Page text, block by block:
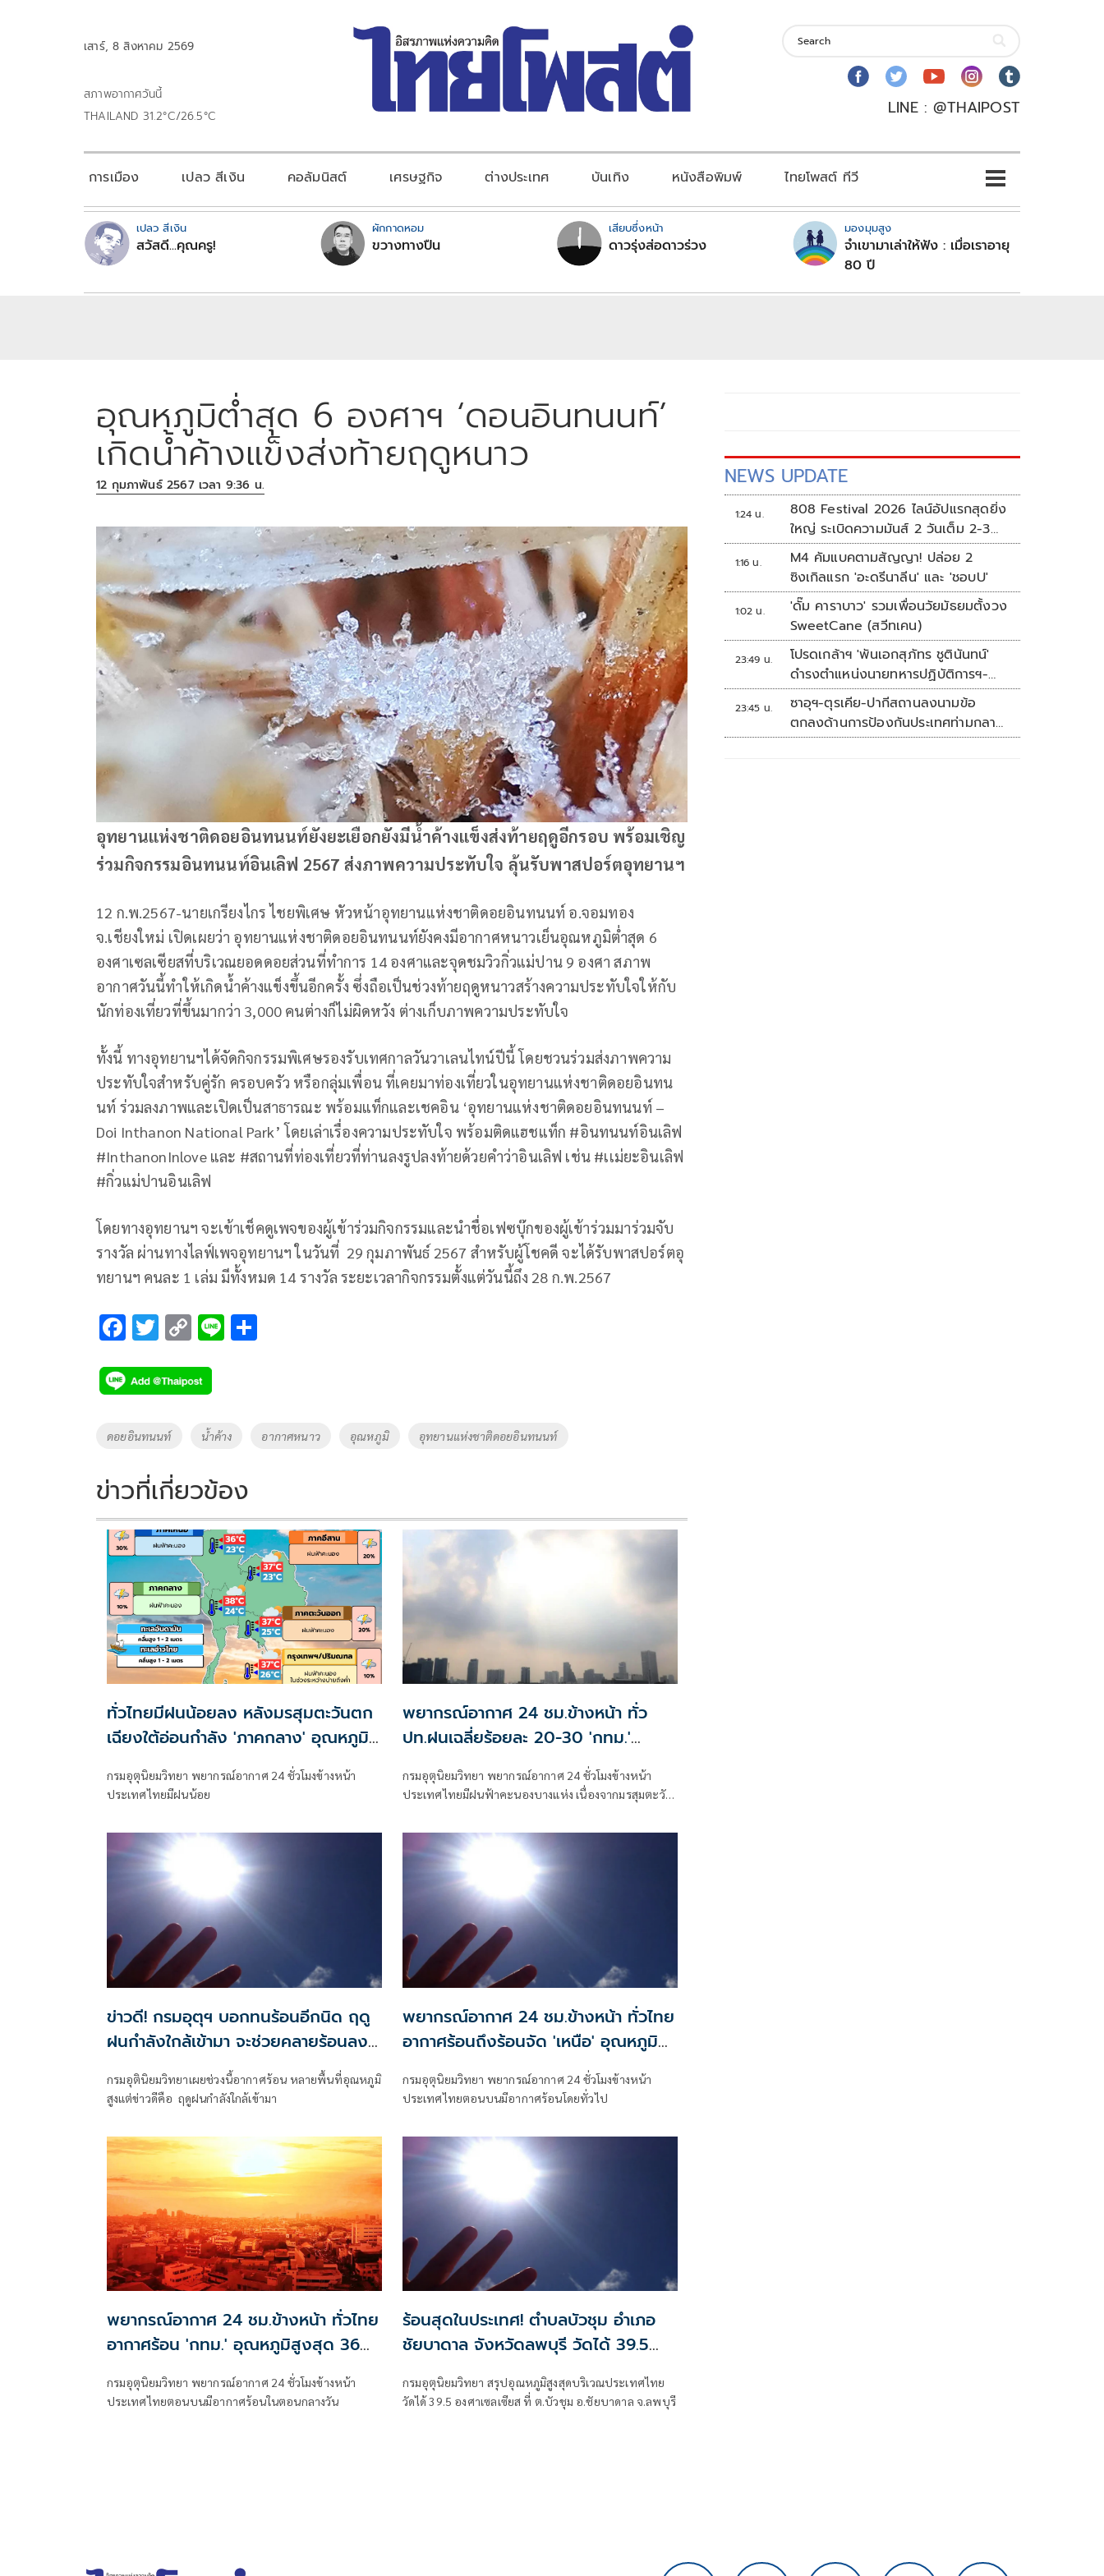
เสาร์, 8 สิงหาคม 2569
สภาพอากาศวันนี้
THAILAND 31.2°C/26.5°C
LINE : @THAIPOST
การเมือง เปลว สีเงิน คอลัมนิสต์ เศรษฐกิจ ต่างประเทศ บันเทิง หนังสือพิมพ์ ไทยโพสต์ ทีวี
เปลว สีเงิน
สวัสดี...คุณครู!
ผักกาดหอม
ขวางทางปืน
เสียบซึ่งหน้า
ดาวรุ่งส่อดาวร่วง
มองมุมสูง
จำเขามาเล่าให้ฟัง : เมื่อเราอายุ
80 ปี
อุณหภูมิต่ำสุด 6 องศาฯ ‘ดอนอินทนนท์’
เกิดน้ำค้างแข็งส่งท้ายฤดูหนาว
12 กุมภาพันธ์ 2567 เวลา 9:36 น.
อุทยานแห่งชาติดอยอินทนนท์ยังยะเยือกยังมีน้ำค้างแข็งส่งท้ายฤดูอีกรอบ พร้อมเชิญ
ร่วมกิจกรรมอินทนนท์อินเลิฟ 2567 ส่งภาพความประทับใจ ลุ้นรับพาสปอร์ตอุทยานฯ
12 ก.พ.2567-นายเกรียงไกร ไชยพิเศษ หัวหน้าอุทยานแห่งชาติดอยอินทนนท์ อ.จอมทอง
จ.เชียงใหม่ เปิดเผยว่า อุทยานแห่งชาติดอยอินทนนท์ยังคงมีอากาศหนาวเย็นอุณหภูมิต่ำสุด 6
องศาเซลเซียสที่บริเวณยอดดอยส่วนที่ทำการ 14 องศาและจุดชมวิวกิ่วแม่ปาน 9 องศา สภาพ
อากาศวันนี้ทำให้เกิดน้ำค้างแข็งขึ้นอีกครั้ง ซึ่งถือเป็นช่วงท้ายฤดูหนาวสร้างความประทับใจให้กับ
นักท่องเที่ยวที่ขึ้นมากว่า 3,000 คนต่างก็ไม่ผิดหวัง ต่างเก็บภาพความประทับใจ
ทั้งนี้ ทางอุทยานฯได้จัดกิจกรรมพิเศษรองรับเทศกาลวันวาเลนไทน์ปีนี้ โดยชวนร่วมส่งภาพความ
ประทับใจสำหรับคู่รัก ครอบครัว หรือกลุ่มเพื่อน ที่เคยมาท่องเที่ยวในอุทยานแห่งชาติดอยอินทน
นท์ ร่วมลงภาพและเปิดเป็นสาธารณะ พร้อมแท็กและเชคอิน ‘อุทยานแห่งชาติดอยอินทนนท์ –
Doi Inthanon National Park’ โดยเล่าเรื่องความประทับใจ พร้อมติดแฮชแท็ก #อินทนนท์อินเลิฟ
#InthanonInlove และ #สถานที่ท่องเที่ยวที่ท่านลงรูปลงท้ายด้วยคำว่าอินเลิฟ เช่น #เเม่ยะอินเลิฟ
#กิ่วแม่ปานอินเลิฟ
โดยทางอุทยานฯ จะเข้าเช็คดูเพจของผู้เข้าร่วมกิจกรรมและนำชื่อเฟซบุ๊กของผู้เข้าร่วมมาร่วมจับ
รางวัล ผ่านทางไลฟ์เพจอุทยานฯ ในวันที่ 29 กุมภาพันธ์ 2567 สำหรับผู้โชคดี จะได้รับพาสปอร์ตอุ
ทยานฯ คนละ 1 เล่ม มีทั้งหมด 14 รางวัล ระยะเวลากิจกรรมตั้งแต่วันนี้ถึง 28 ก.พ.2567
F
e
b
o
k
T
tt
er
C
p
y
Li
k
Li
Tags
ดอยอินทนนท์ น้ำค้าง อากาศหนาว อุณหภูมิ อุทยานแห่งชาติดอยอินทนนท์
ข่าวที่เกี่ยวข้อง
ทั่วไทยมีฝนน้อยลง หลังมรสุมตะวันตก
เฉียงใต้อ่อนกำลัง 'ภาคกลาง' อุณหภูมิ
กรมอุตุนิยมวิทยา พยากรณ์อากาศ 24 ชั่วโมงข้างหน้า
ประเทศไทยมีฝนน้อย
พยากรณ์อากาศ 24 ชม.ข้างหน้า ทั่ว
ปท.ฝนเฉลี่ยร้อยละ 20-30 'กทม.'
กรมอุตุนิยมวิทยา พยากรณ์อากาศ 24 ชั่วโมงข้างหน้า
ประเทศไทยมีฝนฟ้าคะนองบางแห่ง เนื่องจากมรสุมตะวัน
และอ่าวไทย
ข่าวดี! กรมอุตุฯ บอกทนร้อนอีกนิด ฤดู
ฝนกำลังใกล้เข้ามา จะช่วยคลายร้อนลง
กรมอุตินิยมวิทยาเผยช่วงนี้อากาศร้อน หลายพื้นที่อุณหภูมิ
สูงแต่ข่าวดีคือ ฤดูฝนกำลังใกล้เข้ามา
พยากรณ์อากาศ 24 ชม.ข้างหน้า ทั่วไทย
อากาศร้อนถึงร้อนจัด 'เหนือ' อุณหภูมิ
กรมอุตุนิยมวิทยา พยากรณ์อากาศ 24 ชั่วโมงข้างหน้า
ประเทศไทยตอนบนมีอากาศร้อนโดยทั่วไป
พยากรณ์อากาศ 24 ชม.ข้างหน้า ทั่วไทย
อากาศร้อน 'กทม.' อุณหภูมิสูงสุด 36
กรมอุตุนิยมวิทยา พยากรณ์อากาศ 24 ชั่วโมงข้างหน้า
ประเทศไทยตอนบนมีอากาศร้อนในตอนกลางวัน
ร้อนสุดในประเทศ! ตำบลบัวชุม อำเภอ
ชัยบาดาล จังหวัดลพบุรี วัดได้ 39.5
กรมอุตุนิยมวิทยา สรุปอุณหภูมิสูงสุดบริเวณประเทศไทย
วัดได้ 39.5 องศาเซลเซียส ที่ ต.บัวชุม อ.ชัยบาดาล จ.ลพบุรี
NEWS UPDATE
1:24 น.
808 Festival 2026 ไลน์อัปแรกสุดยิ่ง
ใหญ่ ระเบิดความมันส์ 2 วันเต็ม 2-3
ต.ค.นี้
1:16 น.
M4 คัมแบคตามสัญญา! ปล่อย 2
ซิงเกิลแรก 'อะดรีนาลีน' และ 'ชอบU'
1:02 น.
'ดั๊ม คาราบาว' รวมเพื่อนวัยมัธยมตั้งวง
SweetCane (สวีทเคน)
23:49 น.
โปรดเกล้าฯ 'พันเอกสุภัทร ชูตินันทน์'
ดำรงตำแหน่งนายทหารปฏิบัติการฯ-
พระราชทานยศ 'พลตรี'
23:45 น.
ซาอุฯ-ตุรเคีย-ปากีสถานลงนามข้อ
ตกลงด้านการป้องกันประเทศท่ามกลาง
สงครามในภูมิภาค